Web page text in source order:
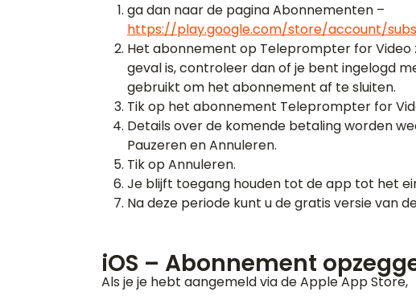
ga dan naar de pagina Abonnementen –
https://play.google.com/store/account/
Het abonnement op Teleprompter for Video
geval is, controleer dan of je bent ingelogd
gebruikt om het abonnement af te sluiten.
Tik op het abonnement Teleprompter for
Details over de komende betaling worden
Pauzeren en Annuleren.
Tik op Annuleren.
Je blijft toegang houden tot de app tot het
Na deze periode kunt u de gratis versie van
iOS – Abonnement
Als je je hebt aangemeld via de Apple App Store,